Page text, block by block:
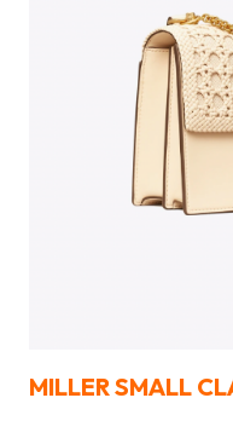
MILLER SMALL